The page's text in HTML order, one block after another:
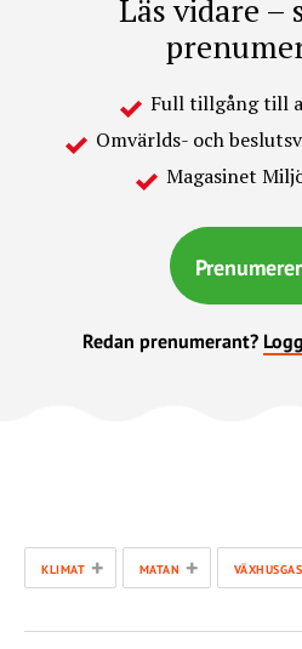
Läs vidare –
Full tillgång till
Omvärlds- och
Magasinet
Redan prenumerant?
KLIMAT + MATAN +